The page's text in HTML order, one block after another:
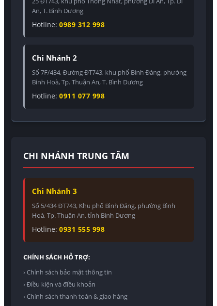
An, T. Bình Dương
Hotline: 0989 312 998
Chi Nhánh 2
Số 7F/434, Đường ĐT743, khu phố Bình Đáng, phường
Bình Hoà, Tp. Thuận An, T. Bình Dương
Hotline: 0911 077 998
CHI NHÁNH TRUNG TÂM
Chi Nhánh 3
Số 5/434 ĐT743, Khu phố Bình Đáng, phường Bình
Hoà, Tp. Thuận An, tỉnh Bình Dương
Hotline: 0931 555 998
CHÍNH SÁCH HỖ TRỢ:
› Chính sách bảo mật thông tin
› Điều kiện và điều khoản
› Chính sách thanh toán & giao hàng